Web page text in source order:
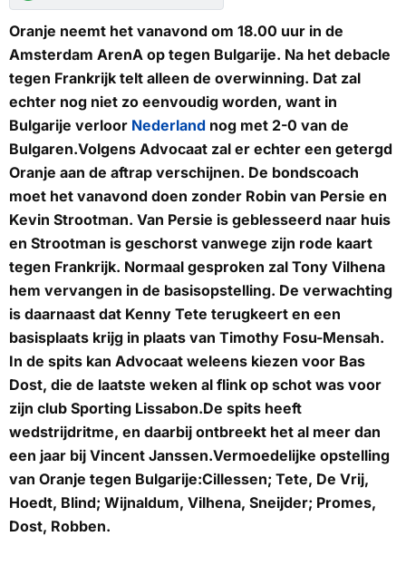
Oranje neemt het vanavond om 18.00 uur in de
Amsterdam ArenA op tegen Bulgarije. Na het debacle
tegen Frankrijk telt alleen de overwinning. Dat zal
echter nog niet zo eenvoudig worden, want in
Bulgarije verloor Nederland nog met 2-0 van de
Bulgaren.Volgens Advocaat zal er echter een getergd
Oranje aan de aftrap verschijnen. De bondscoach
moet het vanavond doen zonder Robin van Persie en
Kevin Strootman. Van Persie is geblesseerd naar huis
en Strootman is geschorst vanwege zijn rode kaart
tegen Frankrijk. Normaal gesproken zal Tony Vilhena
hem vervangen in de basisopstelling. De verwachting
is daarnaast dat Kenny Tete terugkeert en een
basisplaats krijg in plaats van Timothy Fosu-Mensah.
In de spits kan Advocaat weleens kiezen voor Bas
Dost, die de laatste weken al flink op schot was voor
zijn club Sporting Lissabon.De spits heeft
wedstrijdritme, en daarbij ontbreekt het al meer dan
een jaar bij Vincent Janssen.Vermoedelijke opstelling
van Oranje tegen Bulgarije:Cillessen; Tete, De Vrij,
Hoedt, Blind; Wijnaldum, Vilhena, Sneijder; Promes,
Dost, Robben.